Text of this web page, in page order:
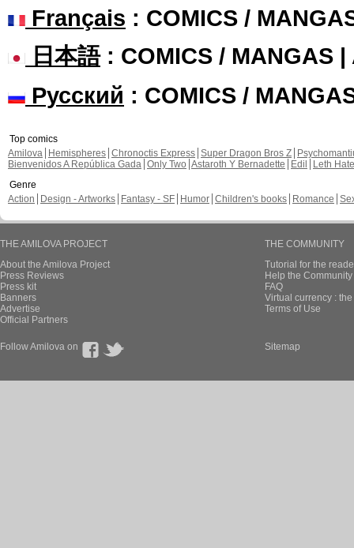
Français : COMICS /
日本語: COMICS / MANGAS |
Русский : COMICS /
Top comics
Amilova
Hemispheres Chronoctis Express Super Dragon Bros Z
Bienvenidos A República Gada Only Two Astaroth Y Bernadette Edil
Leth Hate
Genre
Action
Design - Artworks Fantasy - SF Humor Children's books Romance
THE AMILOVA PROJECT
About the Amilova Project
Press Reviews
Press kit
Banners
Advertise
Official Partners
THE COMMUNITY
Tutorial for the
Help the
FAQ
Virtual currency :
Terms of Use
Follow Amilova on Sitemap